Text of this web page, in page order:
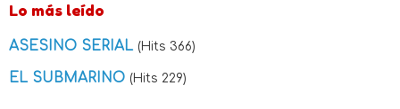
Lo más leído
ASESINO SERIAL (Hits 366)
EL SUBMARINO (Hits 229)